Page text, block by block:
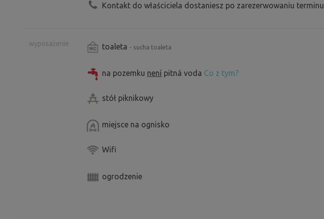
Kontakt do właściciela dostaniesz po zarezerwowaniu terminu.
wyposażenie toaleta - sucha toaleta
na pozemku není pitná voda Co z tym?
stół piknikowy
miejsce na ognisko
Wifi
ogrodzenie